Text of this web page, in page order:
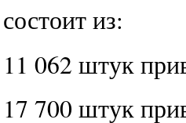
состоит из:
11 062 штук
17 700 штук